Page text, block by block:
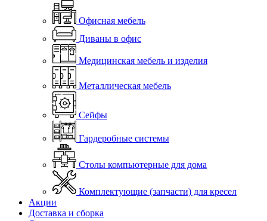
Офисная мебель
Диваны в офис
Медицинская мебель и изделия
Металлическая мебель
Сейфы
Гардеробные системы
Столы компьютерные для дома
Комплектующие (запчасти) для кресел
Акции
Доставка и сборка